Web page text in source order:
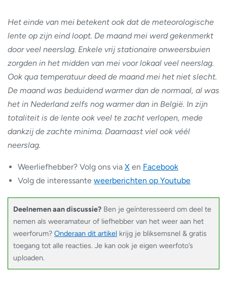
Het einde van mei betekent ook dat de meteorologische
lente op zijn eind loopt. De maand mei werd gekenmerkt
door veel neerslag. Enkele vrij stationaire onweersbuien
zorgden in het midden van mei voor lokaal veel neerslag.
Ook qua temperatuur deed de maand mei het niet slecht.
De maand was beduidend warmer dan de normaal, al was
het in Nederland zelfs nog warmer dan in België. In zijn
totaliteit is de lente ook veel te zacht verlopen, mede
dankzij de zachte minima. Daarnaast viel ook véél
neerslag.
Weerliefhebber? Volg ons via X en Facebook
Volg de interessante weerberichten op Youtube
Deelnemen aan discussie? Ben je geïnteresseerd om deel te
nemen als weeramateur of liefhebber van het weer aan het
weerforum? Onderaan dit artikel krijg je bliksemsnel & gratis
toegang tot alle reacties. Je kan ook je eigen weerfoto’s
uploaden.